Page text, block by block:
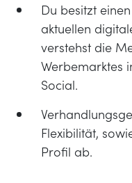
Du besitzt
aktuellen
verstehst die
Werbemarktes
Social.
Flexibilität,
Profil ab.